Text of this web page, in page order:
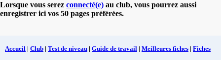
Lorsque vous serez connecté(e) au club, vous pourrez aussi
enregistrer ici vos 50 pages préférées.
Accueil | Club | Test de niveau | Guide de travail | Meilleures fiches | Fiches